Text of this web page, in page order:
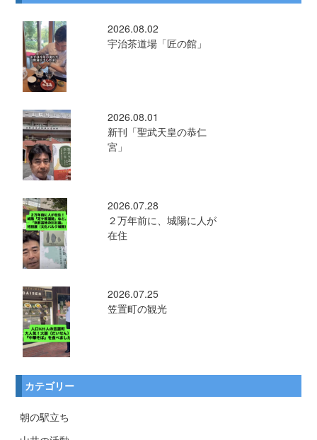
2026.08.02
宇治茶道場「匠の館」
2026.08.01
新刊「聖武天皇の恭仁
宮」
2026.07.28
２万年前に、城陽に人が
在住
2026.07.25
笠置町の観光
カテゴリー
朝の駅立ち